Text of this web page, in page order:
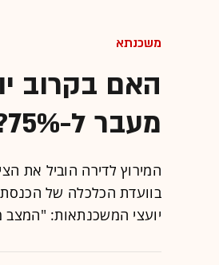
משכנתא
האם בקרוב
מעבר ל-75%?
המירוץ לדירה הוביל את
בוועדת הכלכלה של הכנסת
יועצי המשכנתאות: "המצב